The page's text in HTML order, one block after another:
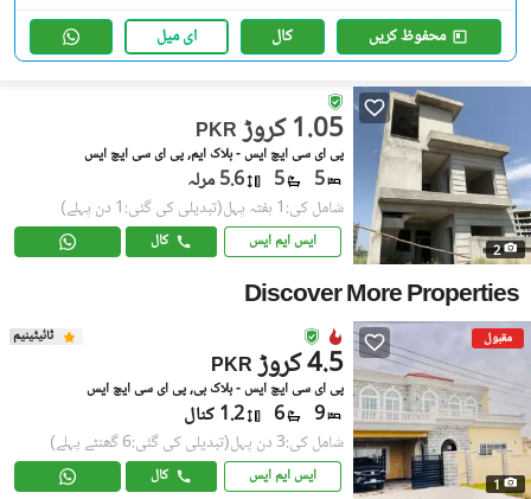
محفوظ کریں کال ای میل
2
PKR 1.05 کروڑ
پی ای سی ایچ ایس - بلاک ایم, پی ای سی ایچ ایس
5
5 5.6 مرلہ
شامل کی:1 ہفتہ پہل (تبدیلی کی گئی:1 دن پہلے)
ایس ایم ایس کال
Discover More Properties
مقبول
1
ٹائیٹینیم
PKR 4.5 کروڑ
پی ای سی ایچ ایس - بلاک بی, پی ای سی ایچ ایس
9
6 1.2 کنال
شامل کی:3 دن پہل (تبدیلی کی گئی:6 گھنٹے پہلے)
ایس ایم ایس کال